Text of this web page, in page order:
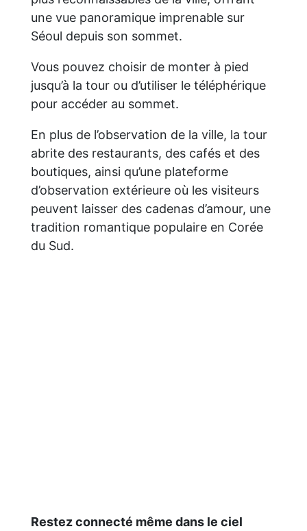
une vue panoramique imprenable sur
Séoul depuis son sommet.
Vous pouvez choisir de monter à pied
jusqu’à la tour ou d’utiliser le téléphérique
pour accéder au sommet.
En plus de l’observation de la ville, la tour
abrite des restaurants, des cafés et des
boutiques, ainsi qu’une plateforme
d’observation extérieure où les visiteurs
peuvent laisser des cadenas d’amour, une
tradition romantique populaire en Corée
du Sud.
Restez connecté même dans le ciel